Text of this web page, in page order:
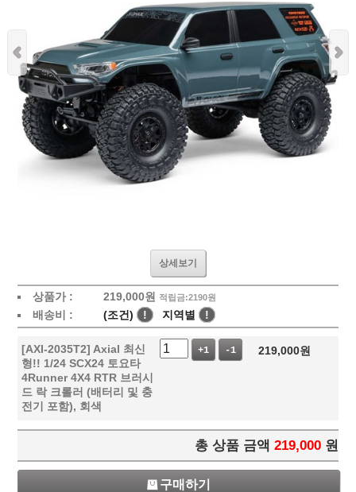
상세보기
상품가 : 219,000원 적립금:2190원
배송비 : (조건) ! 지역별 !
[AXI-2035T2] Axial 최신
형!! 1/24 SCX24 토요타
4Runner 4X4 RTR 브러시
드 락 크롤러 (배터리 및 충
전기 포함), 회색
+1 -1 219,000원
총 상품 금액 219,000 원
구매하기